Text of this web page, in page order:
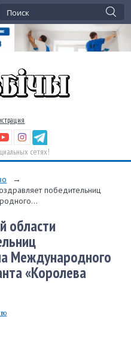
сетях!
→
победительниц
области
Международного
«Королева